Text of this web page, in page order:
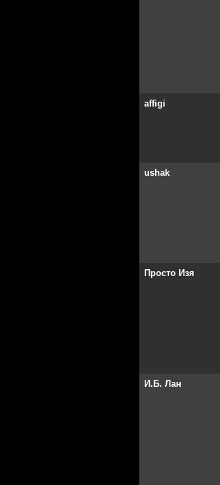
affigi
ushak
Просто Изя
И.Б. Лан